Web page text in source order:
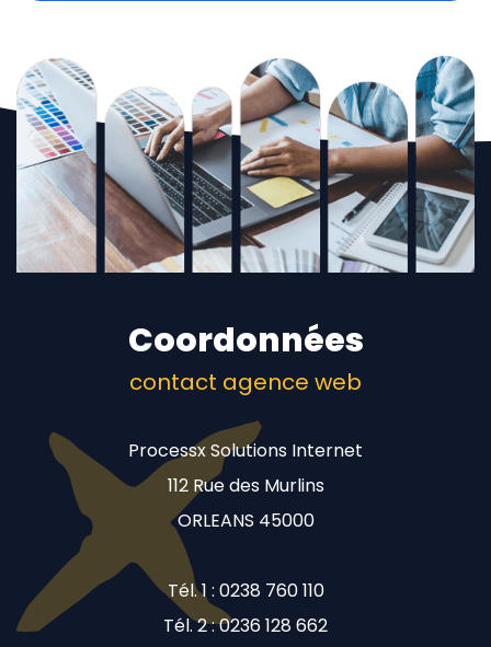
Coordonnées
contact agence web
Processx Solutions Internet
112 Rue des Murlins
ORLEANS 45000
Tél. 1 : 0238 760 110
Tél. 2 : 0236 128 662